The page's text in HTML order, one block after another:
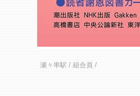
瀬々串駅 / 組合員 /